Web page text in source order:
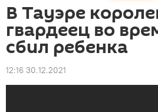
В Тауэре
гвардеец во
сбил ребенка
12:16 30.12.2021